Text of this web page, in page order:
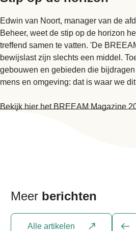
Edwin van Noort, manager van de
Beheer, weet de stip op de horizon
treffend samen te vatten. 'De
bewijslast zijn slechts een middel.
gebouwen en gebieden die
mens en omgeving: dat is waar we
Bekijk hier het BREEAM Magazine
Meer berichten
Alle artikelen